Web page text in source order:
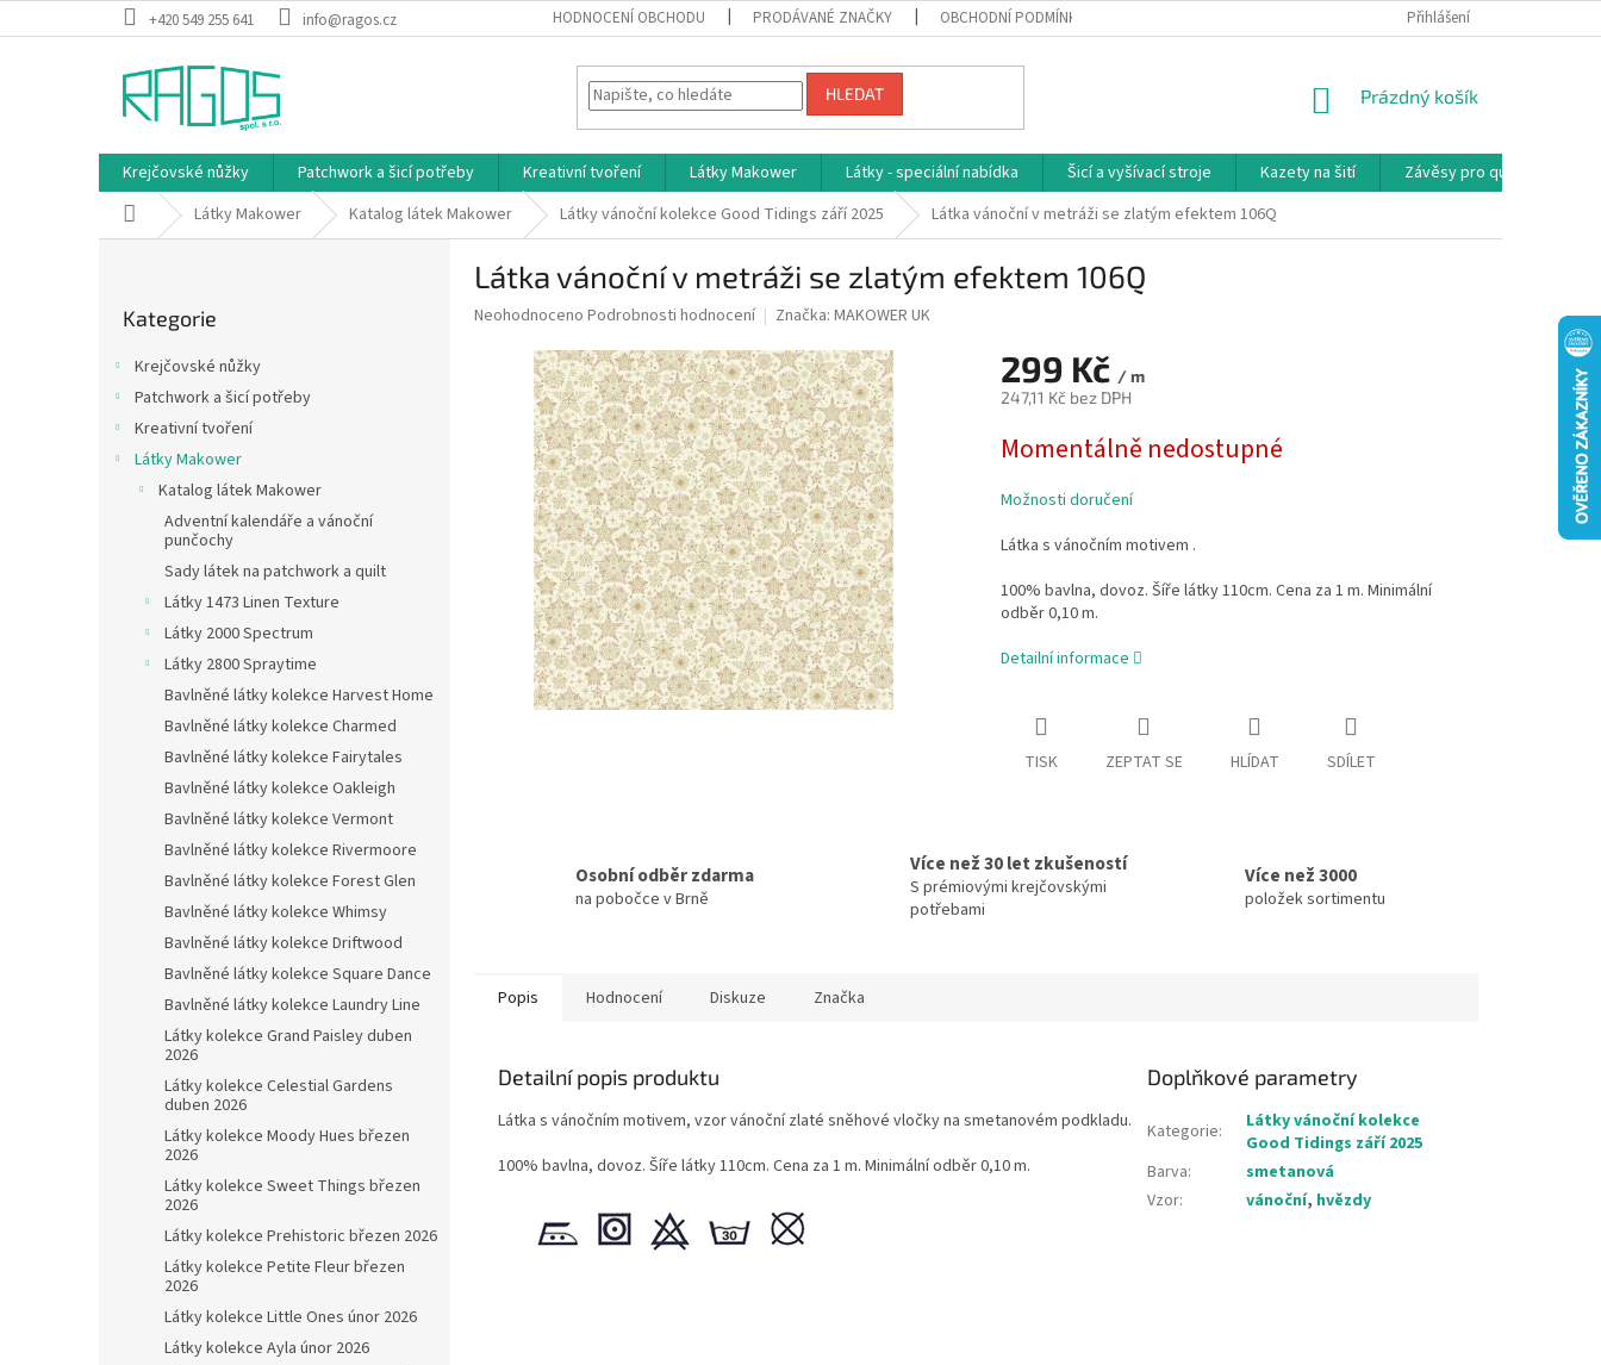
na
+420 549 255 641 info@ragos.cz HODNOCENÍ OBCHODU PRODÁVANÉ ZNAČKY OBCHODNÍ PODMÍNKY REKLAMAČNÍ PODMÍNKY
Přihlášení
HLEDAT
NÁKUPNÍ
Prázdný košík
Krejčovské nůžky Patchwork a šicí potřeby Kreativní tvoření Látky Makower Látky - speciální nabídka Šicí a vyšívací stroje Kazety na šití Závěsy pro quilty
Domů Látky Makower Katalog látek Makower Látky vánoční kolekce Good Tidings září 2025 Látka vánoční v metráži se zlatým efektem 106Q
kategorie
Kategorie
Krejčovské nůžky
Patchwork a šicí potřeby
Kreativní tvoření
Látky Makower
Katalog látek Makower
Adventní kalendáře a vánoční
punčochy
Sady látek na patchwork a quilt
Látky 1473 Linen Texture
Látky 2000 Spectrum
Látky 2800 Spraytime
Bavlněné látky kolekce Harvest Home
Bavlněné látky kolekce Charmed
Bavlněné látky kolekce Fairytales
Bavlněné látky kolekce Oakleigh
Bavlněné látky kolekce Vermont
Bavlněné látky kolekce Rivermoore
Bavlněné látky kolekce Forest Glen
Bavlněné látky kolekce Whimsy
Bavlněné látky kolekce Driftwood
Bavlněné látky kolekce Square Dance
Bavlněné látky kolekce Laundry Line
Látky kolekce Grand Paisley duben
2026
Látky kolekce Celestial Gardens
duben 2026
Látky kolekce Moody Hues březen
2026
Látky kolekce Sweet Things březen
2026
Látky kolekce Prehistoric březen 2026
Látky kolekce Petite Fleur březen
2026
Látky kolekce Little Ones únor 2026
Látky kolekce Ayla únor 2026
Látka vánoční v metráži se zlatým efektem 106Q
Průměrné
produktu
hvězdiček.
Neohodnoceno Podrobnosti hodnocení Značka: MAKOWER UK
299 Kč / m
247,11 Kč bez DPH
cena:
Momentálně nedostupné
Možnosti doručení
Látka s vánočním motivem .
100% bavlna, dovoz. Šíře látky 110cm. Cena za 1 m. Minimální
odběr 0,10 m.
Detailní informace
TISK ZEPTAT SE HLÍDAT SDÍLET
Osobní odběr zdarma
na pobočce v Brně
Více než 30 let zkušeností
S prémiovými krejčovskými
potřebami
Více než 3000
položek sortimentu
Popis Hodnocení Diskuze Značka
Detailní popis produktu
Látka s vánočním motivem, vzor vánoční zlaté sněhové vločky na smetanovém podkladu.
100% bavlna, dovoz. Šíře látky 110cm. Cena za 1 m. Minimální odběr 0,10 m.
Doplňkové parametry
Kategorie:
Látky vánoční kolekce
Good Tidings září 2025
Barva:
smetanová
Vzor: vánoční, hvězdy